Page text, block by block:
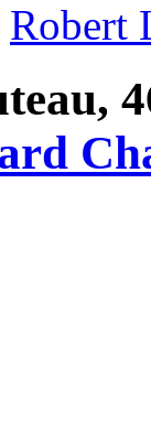
Robert